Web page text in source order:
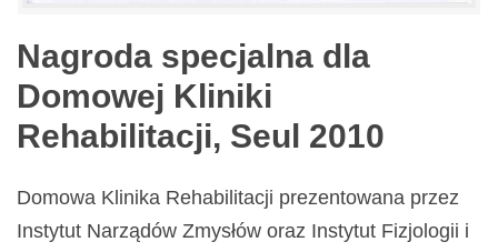
Nagroda specjalna dla
Domowej Kliniki
Rehabilitacji, Seul 2010
Domowa Klinika Rehabilitacji prezentowana przez
Instytut Narządów Zmysłów oraz Instytut Fizjologii i